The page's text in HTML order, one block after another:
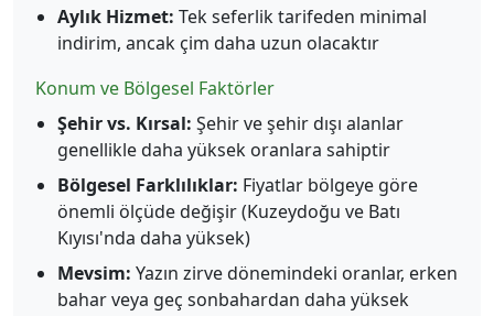
Aylık Hizmet: Tek seferlik tarifeden minimal
indirim, ancak çim daha uzun olacaktır
Konum ve Bölgesel Faktörler
Şehir vs. Kırsal: Şehir ve şehir dışı alanlar
genellikle daha yüksek oranlara sahiptir
Bölgesel Farklılıklar: Fiyatlar bölgeye göre
önemli ölçüde değişir (Kuzeydoğu ve Batı
Kıyısı'nda daha yüksek)
Mevsim: Yazın zirve dönemindeki oranlar, erken
bahar veya geç sonbahardan daha yüksek